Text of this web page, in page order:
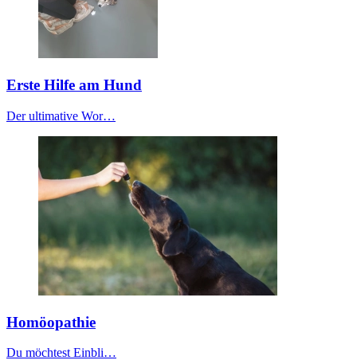
Erste Hilfe am Hund
Der ultimative Wor…
Homöopathie
Du möchtest Einbli…